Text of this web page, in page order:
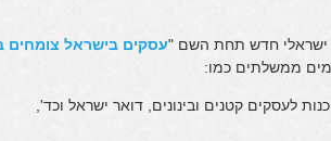
ישראלי חדש תחת השם "עסקים בישראל צומחים
ממשלתים כמו:
לעסקים קטנים ובינונים, דואר ישראל וכד',